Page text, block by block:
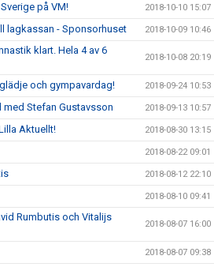
på VM! 2018-10-10 15:07
lagkassan - Sponsorhuset 2018-10-09 10:46
klart. Hela 4 av 6
2018-10-08 20:19
och gympavardag! 2018-09-24 10:53
med Stefan Gustavsson 2018-09-13 10:57
Aktuellt! 2018-08-30 13:15
2018-08-22 09:01
2018-08-12 22:10
2018-08-10 09:41
Rumbutis och Vitalijs
2018-08-07 16:00
2018-08-07 09:38